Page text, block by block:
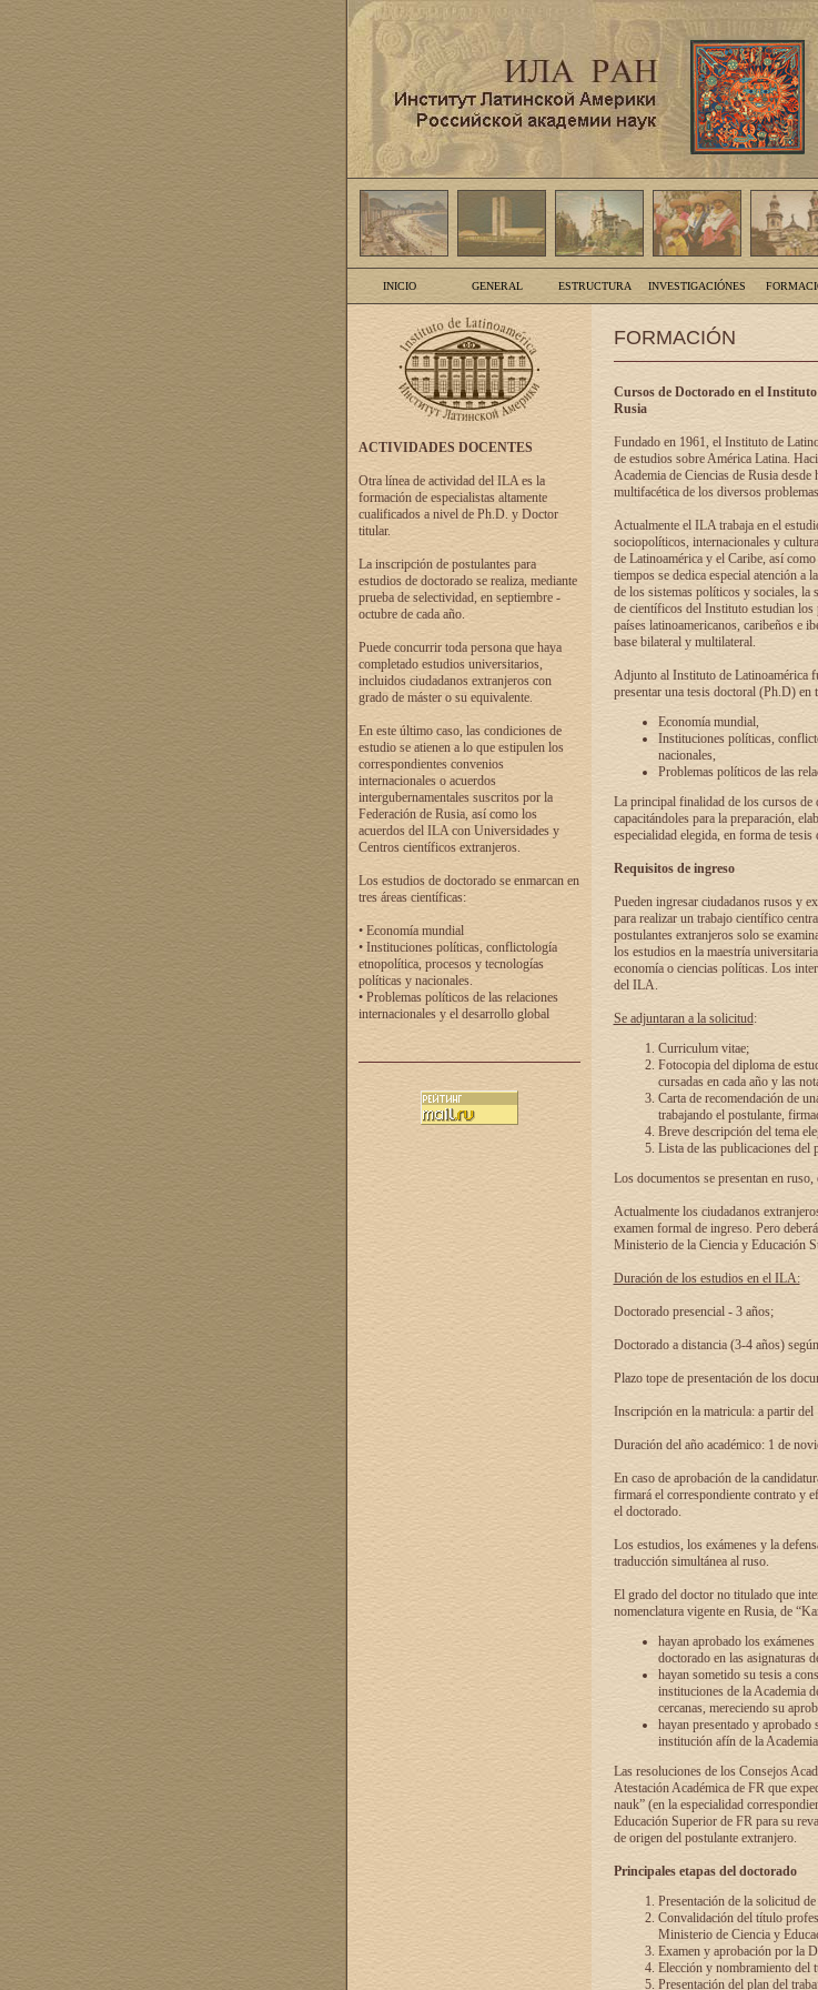
INICIO GENERAL ESTRUCTURA INVESTIGACIÓNES
ACTIVIDADES DOCENTES
Otra línea de actividad del ILA es la
formación de especialistas altamente
cualificados a nivel de Ph.D. y Doctor
titular.
La inscripción de postulantes para
estudios de doctorado se realiza, mediante
prueba de selectividad, en septiembre -
octubre de cada año.
Puede concurrir toda persona que haya
completado estudios universitarios,
incluidos ciudadanos extranjeros con
grado de máster o su equivalente.
En este último caso, las condiciones de
estudio se atienen a lo que estipulen los
correspondientes convenios
internacionales o acuerdos
intergubernamentales suscritos por la
Federación de Rusia, así como los
acuerdos del ILA con Universidades y
Centros científicos extranjeros.
Los estudios de doctorado se enmarcan en
tres áreas científicas:
• Economía mundial
• Instituciones políticas, conflictología
etnopolítica, procesos y tecnologías
políticas y nacionales.
• Problemas políticos de las relaciones
internacionales y el desarrollo global
FORMACIÓN
Cursos de Doctorado en el
Rusia
Fundado en 1961, el Instituto de
de estudios sobre América Latina.
Academia de Ciencias de Rusia
multifacética de los diversos
Actualmente el ILA trabaja en el
sociopolíticos, internacionales y
de Latinoamérica y el Caribe, así
tiempos se dedica especial atención a
de los sistemas políticos y sociales, la
de científicos del Instituto estudian los
países latinoamericanos, caribeños e
base bilateral y multilateral.
Adjunto al Instituto de Latinoamérica
presentar una tesis doctoral (Ph.D) en
Economía mundial,
Instituciones políticas,
nacionales,
Problemas políticos de las
La principal finalidad de los cursos de
capacitándoles para la preparación,
especialidad elegida, en forma de
Requisitos de ingreso
Pueden ingresar ciudadanos rusos y
para realizar un trabajo científico
postulantes extranjeros solo se
los estudios en la maestría
economía o ciencias políticas. Los
del ILA.
Se adjuntaran a la solicitud:
Curriculum vitae;
Fotocopia del diploma de
cursadas en cada año y las
Carta de recomendación de
trabajando el postulante,
Breve descripción del tema
Lista de las publicaciones del
Los documentos se presentan en ruso,
Actualmente los ciudadanos
examen formal de ingreso. Pero
Ministerio de la Ciencia y Educación
Duración de los estudios en el ILA:
Doctorado presencial - 3 años;
Doctorado a distancia (3-4 años)
Plazo tope de presentación de los
Inscripción en la matricula: a partir del
Duración del año académico: 1 de
En caso de aprobación de la
firmará el correspondiente contrato y
el doctorado.
Los estudios, los exámenes y la
traducción simultánea al ruso.
El grado del doctor no titulado que
nomenclatura vigente en Rusia, de
hayan aprobado los
doctorado en las asignaturas
hayan sometido su tesis a
instituciones de la Academia
cercanas, mereciendo su
hayan presentado y
institución afín de la
Las resoluciones de los Consejos
Atestación Académica de FR que
nauk” (en la especialidad
Educación Superior de FR para su
de origen del postulante extranjero.
Principales etapas del doctorado
Presentación de la solicitud
Convalidación del título
Ministerio de Ciencia y
Examen y aprobación por la
Elección y nombramiento del
Presentación del plan del